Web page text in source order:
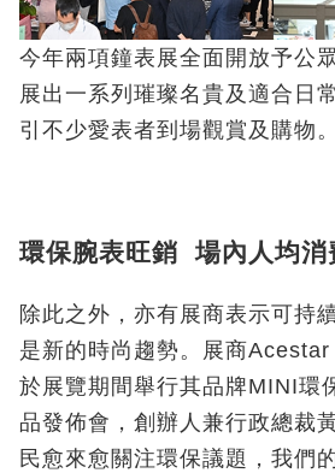
今年兩項鐘表展全面開放予公
展出一系列璀璨名貴及適合日
引不少愛表者到場觀賞及購物。
環保腕表旺銷 場內人均消
除此之外，亦有展商表示可持
是新的時尚趨勢。展商
於展覽期間舉行其品牌MINI環
品發佈會，創辦人兼行政總裁
民愈來愈關注環保議題，我們